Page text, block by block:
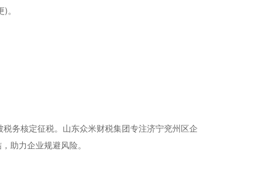
。
务核定征税。山东众米财税集团专注济宁兖州区企
助力企业规避风险。